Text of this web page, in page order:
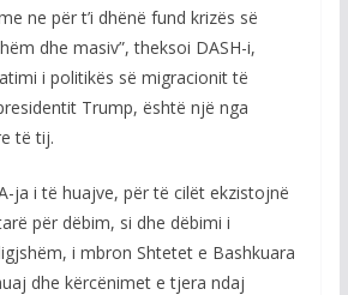
ne për t’i dhënë fund krizës së
dhe masiv”, theksoi DASH-i,
i politikës së migracionit të
Trump, është një nga
të tij.
ja i të huajve, për të cilët ekzistojnë
për dëbim, si dhe dëbimi i
i mbron Shtetet e Bashkuara
dhe kërcënimet e tjera ndaj